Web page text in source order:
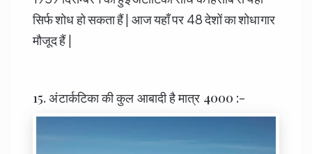
सिर्फ शोध हो सकता हैं | आज यहाँ पर 48 देशों का शोधागार
मौजूद हैं |
15. अंटार्कटिका की कुल आबादी है मात्र 4000 :-